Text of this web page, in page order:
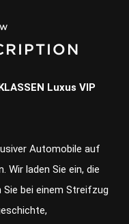
Luxus VIP
Automobile auf
Wir laden Sie ein, die
Sie bei einem Streifzug